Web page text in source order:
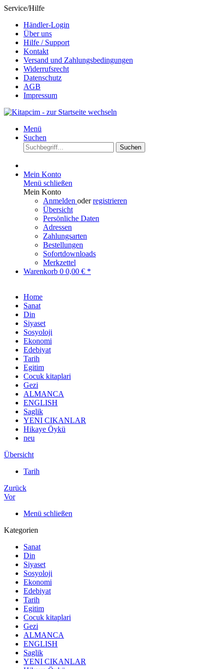
Service/Hilfe
Händler-Login
Über uns
Hilfe / Support
Kontakt
Versand und Zahlungsbedingungen
Widerrufsrecht
Datenschutz
AGB
Impressum
Menü
Suchen
Suchen
Mein Konto
Menü schließen
Mein Konto
Anmelden oderregistrieren
Übersicht
Persönliche Daten
Adressen
Zahlungsarten
Bestellungen
Sofortdownloads
Merkzettel
Warenkorb 0 0,00 € *
Home
Sanat
Din
Siyaset
Sosyoloji
Ekonomi
Edebiyat
Tarih
Egitim
Cocuk kitaplari
Gezi
ALMANCA
ENGLISH
Saglik
YENI CIKANLAR
Hikaye Öykü
neu
Übersicht
Tarih
Zurück
Vor
Menü schließen
Kategorien
Sanat
Din
Siyaset
Sosyoloji
Ekonomi
Edebiyat
Tarih
Egitim
Cocuk kitaplari
Gezi
ALMANCA
ENGLISH
Saglik
YENI CIKANLAR